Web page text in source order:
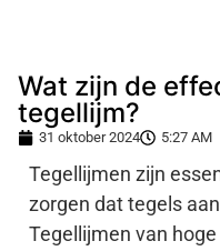
Wat zijn de
tegellijm?
31 oktober 2024 5:27 AM
Tegellijmen zijn
zorgen dat tegels
Tegellijmen van